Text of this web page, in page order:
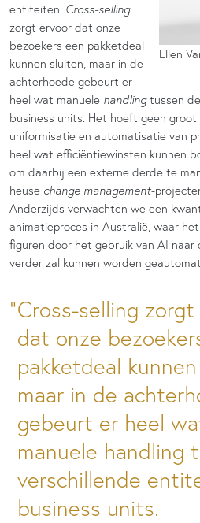
Ellen
entiteiten. Cross-selling
zorgt ervoor dat onze
bezoekers een pakketdeal
kunnen sluiten, maar in de
achterhoede gebeurt er
heel wat manuele handlingtussen
business units. Het hoeft geen
uniformisatie en automatisatie van
heel wat efficiëntiewinsten kunnen
om daarbij een externe derde te
heuse change management-
Anderzijds verwachten we een
animatieproces in Australië, waar
figuren door het gebruik van AI naar
verder zal kunnen worden
Cross-selling
dat onze
pakketdeal
maar in de
gebeurt er heel
manuele handling
verschillende
business units.